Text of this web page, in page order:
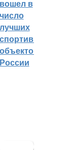
вошел в
число
лучших
спортивных
объектов
России